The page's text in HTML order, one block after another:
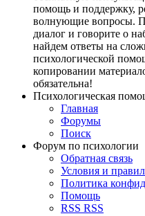
помощь и поддержку,
волнующие вопросы.
диалог и говорите о
найдем ответы на
психологической
копировании
обязательна!
Психологическая
Главная
Форумы
Поиск
Форум по психологии
Обратная связь
Условия и
Политика
Помощь
RSS RSS